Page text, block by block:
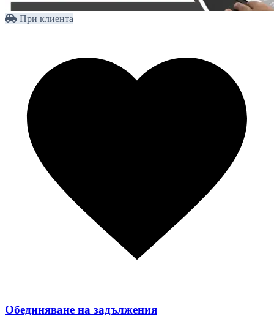
При клиента
Обединяване на задължения